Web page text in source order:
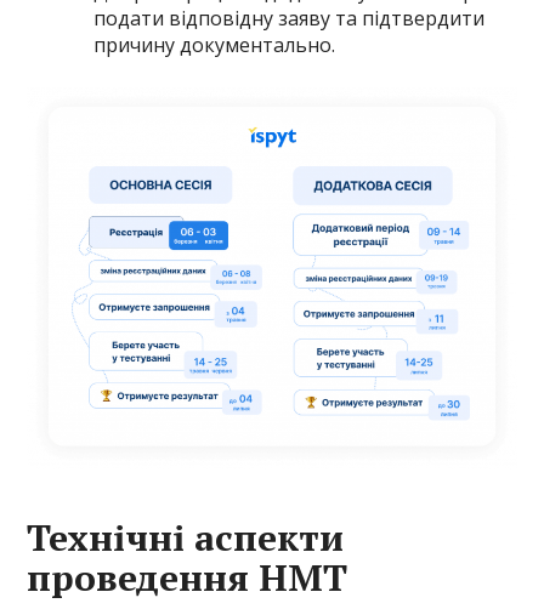
подати відповідну заяву та підтвердити
причину документально.
Технічні аспекти
проведення НМТ